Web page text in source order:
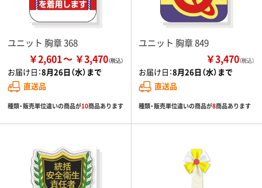
ユニット 胸章 368
￥2,601 ￥3,470
お届け日：8月26日（水）まで
直送品
種類・販売単位違いの商品が10商品あります
ユニット 胸章 849
￥3,470（税込）
お届け日：8月26日（水）まで
直送品
種類・販売単位違いの商品が8商品あります